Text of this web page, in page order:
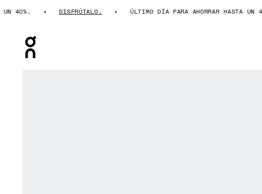
40%. DISFRÚTALO. ÚLTIMO DÍA PARA AHORRAR HASTA UN 40%.